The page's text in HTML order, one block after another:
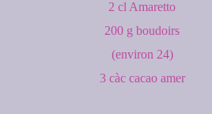
2 cl Amaretto
200 g boudoirs
(environ 24)
3 càc cacao amer